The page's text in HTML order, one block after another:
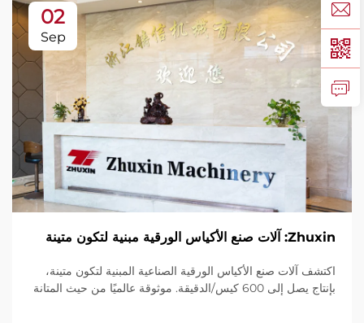
02
Sep
Zhuxin: آلات صنع الأكياس الورقية مبنية لتكون متينة
اكتشف آلات صنع الأكياس الورقية الصناعية المبنية لتكون متينة،
بإنتاج يصل إلى 600 كيس/الدقيقة. موثوقة عالميًا من حيث المتانة